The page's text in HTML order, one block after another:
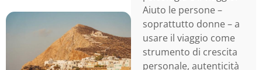
Aiuto le persone –
soprattutto donne – a
usare il viaggio come
strumento di crescita
personale, autenticità